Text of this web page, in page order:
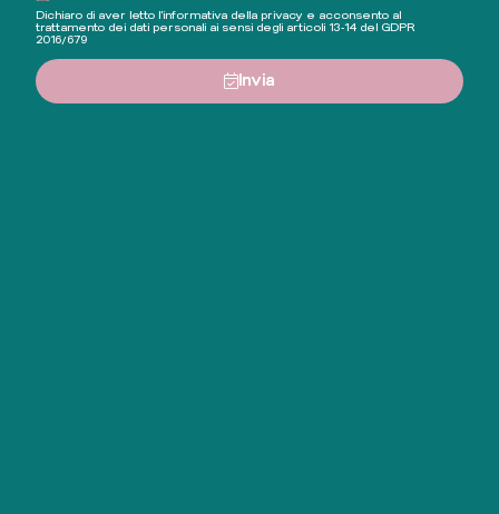
Dichiaro di aver letto l'informativa della privacy e acconsento al
trattamento dei dati personali ai sensi degli articoli 13-14 del GDPR
2016/679
Invia